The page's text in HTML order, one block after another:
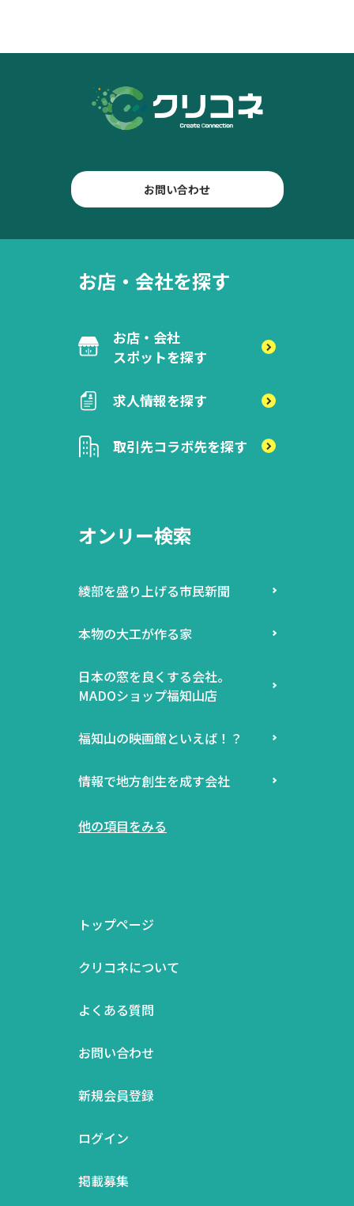
お問い合わせ
お店・会社を探す
お店・会社
スポットを探す
求人情報を探す
取引先コラボ先を探す
オンリー検索
綾部を盛り上げる市民新聞
本物の大工が作る家
日本の窓を良くする会社。
MADOショップ福知山店
福知山の映画館といえば！？
情報で地方創生を成す会社
他の項目をみる
トップページ
クリコネについて
よくある質問
お問い合わせ
新規会員登録
ログイン
掲載募集